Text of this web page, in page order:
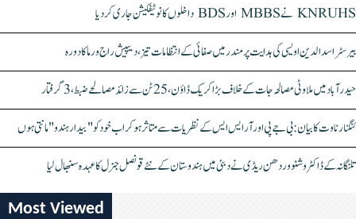
KNRUHS نے MBBS اور BDS داخلوں کا نوٹیفکیشن جاری کر دیا
بیرسٹر اسدالدین اویسی کی ہدایت پر مندر میں صفائی کے انتظامات تیز، دیپیش راج ورما کا دورہ
حیدرآباد میں ملاوٹی مصالحہ جات کے خلاف بڑا کریک ڈاؤن، 25 ٹن سے زائد مصالحے ضبط، 3 گرفتار
کنگنا رناوت کا بیان: بی جے پی اور آر ایس ایس کے نظریات سے متاثر ہو کر اب خود کو "بیدار ہندو" مانتی ہوں
تلنگانہ کے ڈاکٹر وشنو وردھن ریڈی نے دبئی میں ہندوستان کے نئے قونصل جنرل کا عہدہ سنبھال لیا
Most Viewed